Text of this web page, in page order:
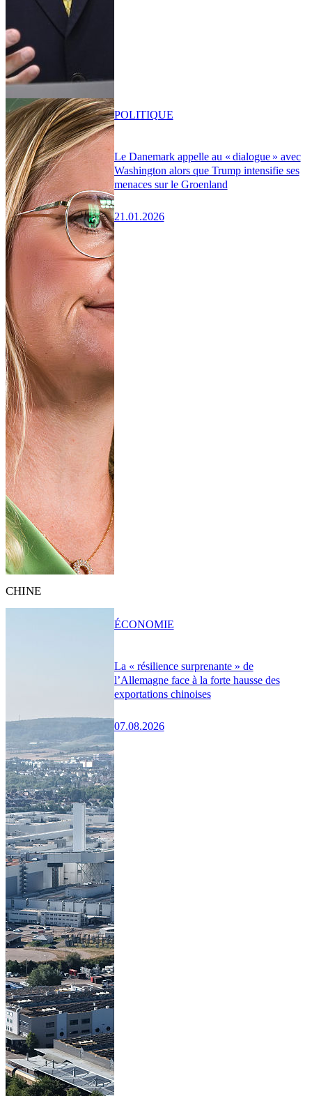
Le Danemark appelle au « dialogue » avec
Washington alors que Trump intensifie ses
menaces sur le Groenland
21.01.2026
POLITIQUE
CHINE
La « résilience surprenante » de
l’Allemagne face à la forte hausse des
exportations chinoises
07.08.2026
ÉCONOMIE